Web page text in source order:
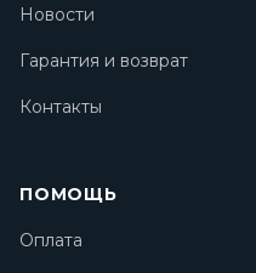
Новости
Гарантия и возврат
Контакты
ПОМОЩЬ
Оплата